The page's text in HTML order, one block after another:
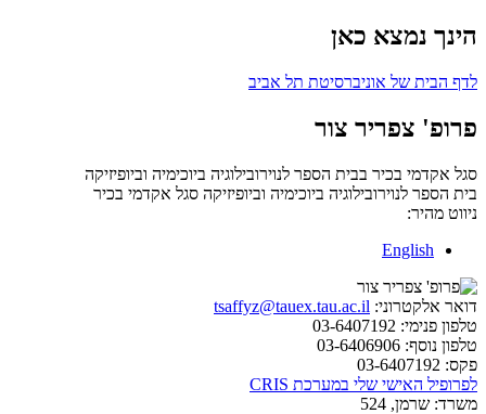
הינך נמצא כאן
לדף הבית של אוניברסיטת תל אביב
פרופ' צפריר צור
סגל אקדמי בכיר בבית הספר לנוירובילוגיה ביוכימיה וביופיזיקה
בית הספר לנוירובילוגיה ביוכימיה וביופיזיקה סגל אקדמי בכיר
ניווט מהיר:
English
דואר אלקטרוני: tsaffyz@tauex.tau.ac.il
טלפון פנימי:
טלפון נוסף:
פקס:
לפרופיל האישי שלי במערכת CRIS
משרד: שרמן, 524